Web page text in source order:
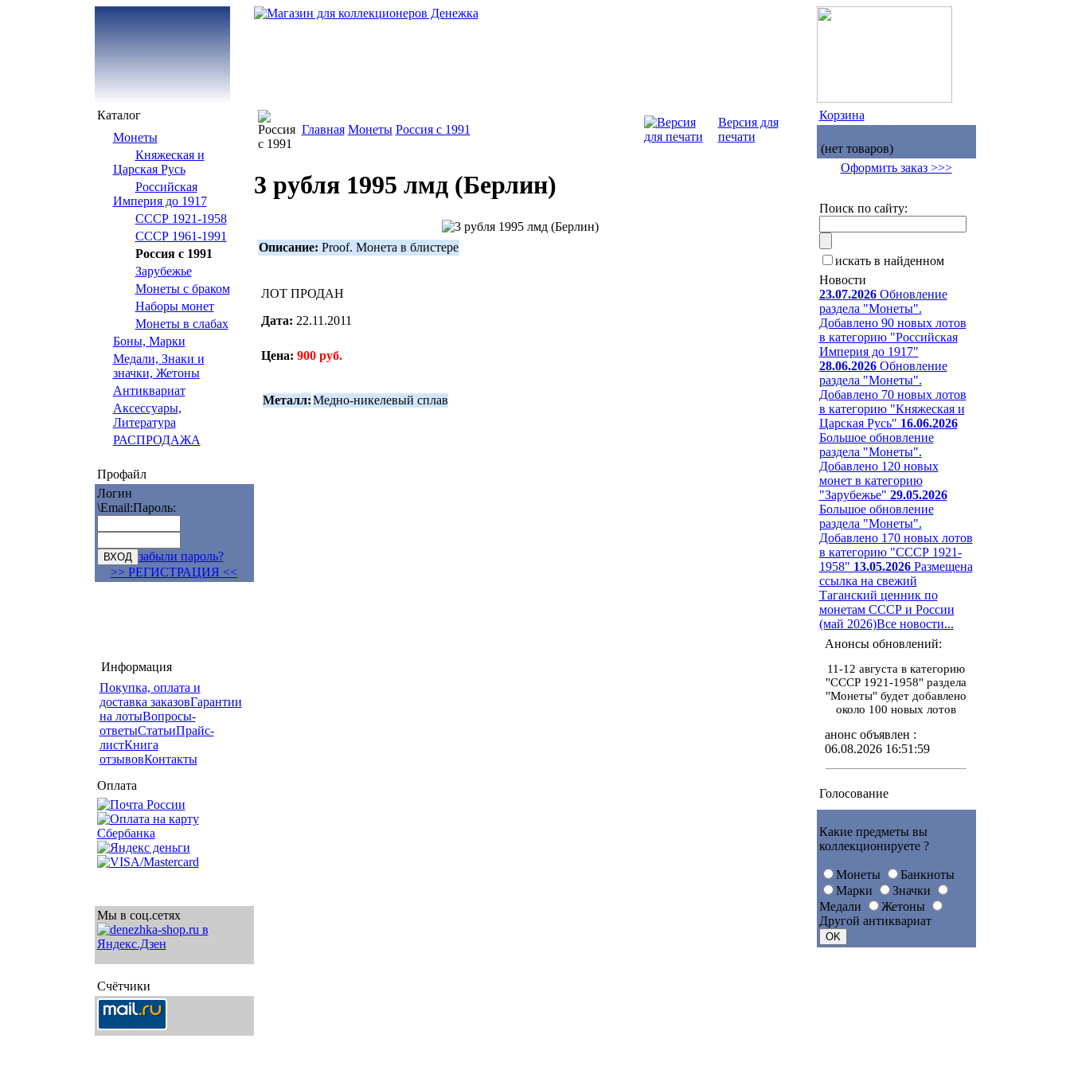
Каталог
Монеты
Княжеская и
Царская Русь
Российская
Империя до 1917
СССР 1921-1958
СССР 1961-1991
Россия с 1991
Зарубежье
Монеты с браком
Наборы монет
Монеты в слабах
Боны, Марки
Медали, Знаки и
значки, Жетоны
Антиквариат
Аксессуары,
Литература
РАСПРОДАЖА
Профайл
Логин
\Email:Пароль:
забыли пароль?
>> РЕГИСТРАЦИЯ <<
Информация
Покупка, оплата и
доставка заказовГарантии
на лотыВопросы-
ответыСтатьиПрайс-
листКнига
отзывовКонтакты
Оплата
Мы в соц.сетях
Счётчики
Главная Монеты Россия с 1991
Версия для
печати
3 рубля 1995 лмд (Берлин)
Описание: Proof. Монета в блистере
ЛОТ ПРОДАН
Дата: 22.11.2011
Цена: 900 руб.
Металл:Медно-никелевый сплав
Корзина
(нет товаров)
Оформить заказ >>>
Поиск по сайту:
искать в найденном
Новости
23.07.2026Обновление
раздела "Монеты".
Добавлено 90 новых лотов
в категорию "Российская
Империя до 1917"
28.06.2026Обновление
раздела "Монеты".
Добавлено 70 новых лотов
в категорию "Княжеская и
Царская Русь" 16.06.2026
Большое обновление
раздела "Монеты".
Добавлено 120 новых
монет в категорию
"Зарубежье" 29.05.2026
Большое обновление
раздела "Монеты".
Добавлено 170 новых лотов
в категорию "СССР 1921-
1958" 13.05.2026Размещена
ссылка на свежий
Таганский ценник по
монетам СССР и России
(май 2026)Все новости...
Анонсы обновлений:
11-12 августа в категорию
"СССР 1921-1958" раздела
"Монеты" будет добавлено
около 100 новых лотов
анонс объявлен :
06.08.2026 16:51:59
Голосование
Какие предметы вы
коллекционируете ?
Монеты
Банкноты
Марки
Значки
Медали
Жетоны
Другой антиквариат